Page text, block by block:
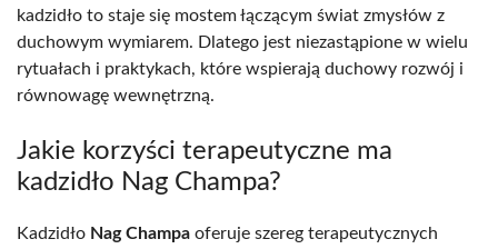
kadzidło to staje się mostem łączącym świat zmysłów z
duchowym wymiarem. Dlatego jest niezastąpione w wielu
rytuałach i praktykach, które wspierają duchowy rozwój i
równowagę wewnętrzną.
Jakie korzyści terapeutyczne ma
kadzidło Nag Champa?
Kadzidło Nag Champa oferuje szereg terapeutycznych